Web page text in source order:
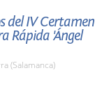
del IV Certamen
Rápida 'Ángel
(Salamanca)